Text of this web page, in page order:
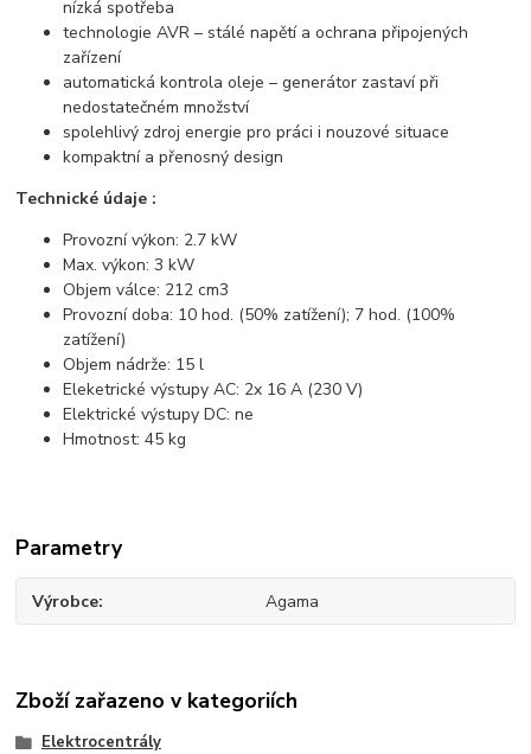
nízká spotřeba
technologie AVR – stálé napětí a ochrana připojených
zařízení
automatická kontrola oleje – generátor zastaví při
nedostatečném množství
spolehlivý zdroj energie pro práci i nouzové situace
kompaktní a přenosný design
Technické údaje :
Provozní výkon: 2.7 kW
Max. výkon: 3 kW
Objem válce: 212 cm3
Provozní doba: 10 hod. (50% zatížení); 7 hod. (100%
zatížení)
Objem nádrže: 15 l
Eleketrické výstupy AC: 2x 16 A (230 V)
Elektrické výstupy DC: ne
Hmotnost: 45 kg
Parametry
Výrobce Agama
Zboží zařazeno v kategoriích
Elektrocentrály